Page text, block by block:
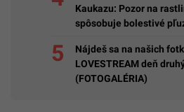
Kaukazu: Pozor na
spôsobuje bolestivé
Nájdeš sa na našich
LOVESTREAM deň
(FOTOGALÉRIA)